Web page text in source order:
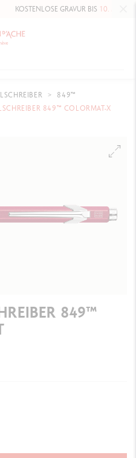
KOSTENLOSE GRAVUR BIS10. MAI 2026
849™
849™ COLORMAT-X
849™